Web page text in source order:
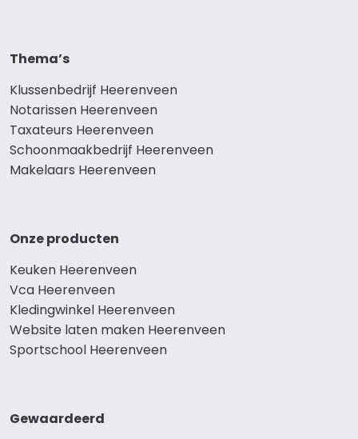
Thema’s
Klussenbedrijf Heerenveen
Notarissen Heerenveen
Taxateurs Heerenveen
Schoonmaakbedrijf Heerenveen
Makelaars Heerenveen
Onze producten
Keuken Heerenveen
Vca Heerenveen
Kledingwinkel Heerenveen
Website laten maken Heerenveen
Sportschool Heerenveen
Gewaardeerd